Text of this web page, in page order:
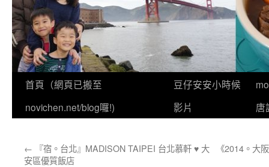
首頁（網頁已搬至
novichen.net/blog囉!)
豆仔安安小時候
影片
唐
← 『宿。台北』MADISON TAIPEI 台北慕軒 ♥ 大
安區優質飯店
《2014。大